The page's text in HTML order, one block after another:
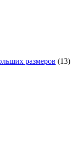
размеров (13)